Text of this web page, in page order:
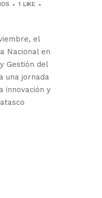
1 LIKE
el
Nacional en
Gestión del
una jornada
innovación y